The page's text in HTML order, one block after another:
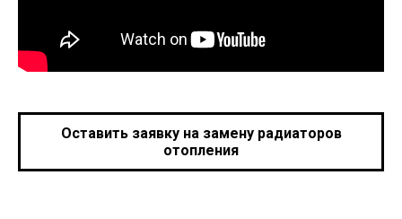
Оставить заявку на замену радиаторов
отопления